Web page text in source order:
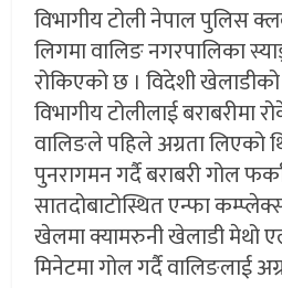
विभागीय टोली नेपाल पुलिस
लिगमा वालिङ नगरपालिका
रोकिएको छ । विदेशी
विभागीय टोलीलाई बराबरीमा
वालिङले पहिले अग्रता लिएको
पुनरागमन गर्दै बराबरी गोल
सातदोबाटोस्थित एन्फा
खेलमा क्यामरुनी खेलाडी
मिनेटमा गोल गर्दै वालिङलाई